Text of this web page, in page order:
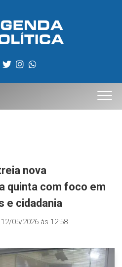
nova
quinta com foco em
e cidadania
12/05/2026 às 12:58